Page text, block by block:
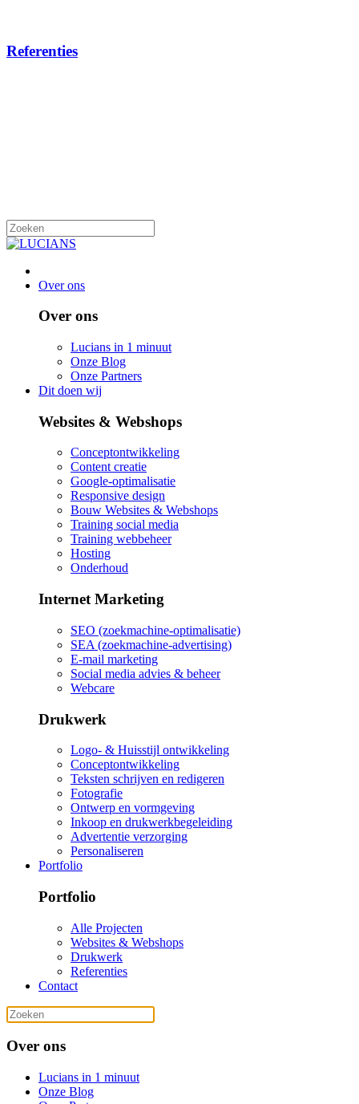
Referenties
Over ons
Over ons
Lucians in 1 minuut
Onze Blog
Onze Partners
Dit doen wij
Websites & Webshops
Conceptontwikkeling
Content creatie
Google-optimalisatie
Responsive design
Bouw Websites & Webshops
Training social media
Training webbeheer
Hosting
Onderhoud
Internet Marketing
SEO (zoekmachine-optimalisatie)
SEA (zoekmachine-advertising)
E-mail marketing
Social media advies & beheer
Webcare
Drukwerk
Logo- & Huisstijl ontwikkeling
Conceptontwikkeling
Teksten schrijven en redigeren
Fotografie
Ontwerp en vormgeving
Inkoop en drukwerkbegeleiding
Advertentie verzorging
Personaliseren
Portfolio
Portfolio
Alle Projecten
Websites & Webshops
Drukwerk
Referenties
Contact
Over ons
Lucians in 1 minuut
Onze Blog